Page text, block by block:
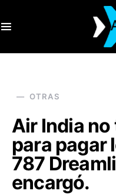
OTRAS
Air India
para pagar
787
encargó.